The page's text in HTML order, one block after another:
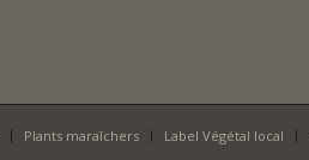
Plants maraîchers Label Végétal local